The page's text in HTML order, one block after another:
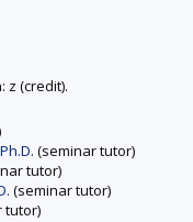
z (credit).
(seminar tutor)
tutor)
(seminar tutor)
tutor)